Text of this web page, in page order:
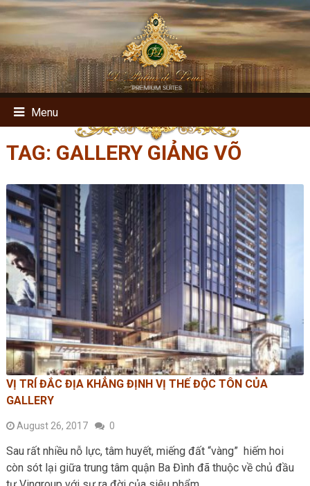
Menu
TAG: GALLERY GIẢNG VÕ
VỊ TRÍ ĐẮC ĐỊA KHẲNG ĐỊNH VỊ THẾ ĐỘC TÔN CỦA
GALLERY
August 26, 2017 0
Sau rất nhiều nỗ lực, tâm huyết, miếng đất “vàng” hiếm hoi
còn sót lại giữa trung tâm quận Ba Đình đã thuộc về chủ đầu